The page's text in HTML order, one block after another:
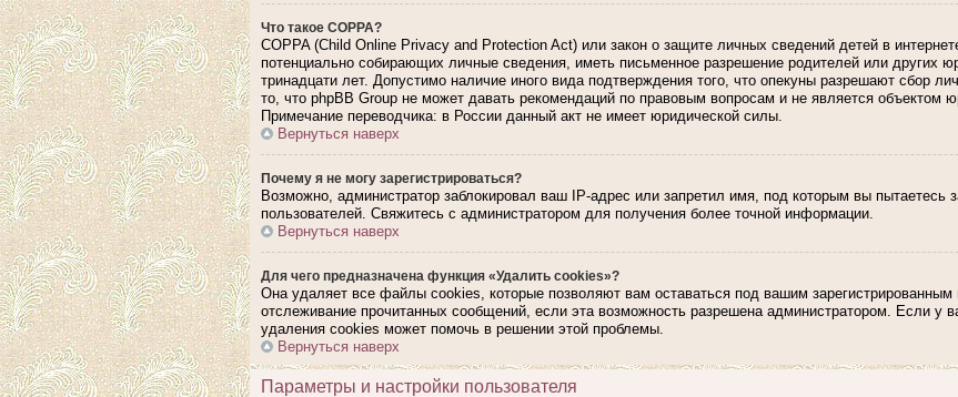
Что такое COPPA?
COPPA (Child Online Privacy and Protection Act) или закон о защите личных сведений детей в
потенциально собирающих личные сведения, иметь письменное разрешение родителей или других
тринадцати лет. Допустимо наличие иного вида подтверждения того, что опекуны разрешают сбор
то, что phpBB Group не может давать рекомендаций по правовым вопросам и не является объектом
Примечание переводчика: в России данный акт не имеет юридической силы.
Вернуться наверх
Почему я не могу зарегистрироваться?
Возможно, администратор заблокировал ваш IP-адрес или запретил имя, под которым вы пытаетесь
пользователей. Свяжитесь с администратором для получения более точной информации.
Вернуться наверх
Для чего предназначена функция «Удалить cookies»?
Она удаляет все файлы cookies, которые позволяют вам оставаться под вашим
отслеживание прочитанных сообщений, если эта возможность разрешена администратором. Если
удаления cookies может помочь в решении этой проблемы.
Вернуться наверх
Параметры и настройки пользователя